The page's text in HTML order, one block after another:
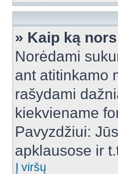
» Kaip ką
Norėdami
ant atitinkamo
rašydami
kiekviename
Pavyzdžiui:
apklausose ir
Į viršų